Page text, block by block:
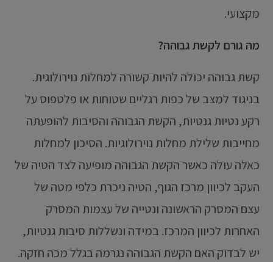
מקצועי.
מה גורם לקשת גבוהה?
קשת גבוהה יכולה להיות קשורה למחלות נוירולוגית.
בניגוד למצב של כפות רגליים שטוחות או פלטפוס על
רקע נטיות גנטיות, הקשת הגבוהה והסיבות להופעתה
מחייבות שלילת מחלות נוירולוגיות. הסיכון למחלות
כאלה עולה כאשר הקשת הגבוהה מופיעה לצד הטיה של
העקב לכיוון מרכז הגוף, הטיה ניכרת כלפי מטה של
עצם המסרק הראשונה ונטייה של עצמות המסרק
האחרות לכיוון המרכז. במידה ונשללות סיבות גנטיות,
יש לבדוק האם הקשת הגבוהה נגרמה בגלל מכה חזקה.